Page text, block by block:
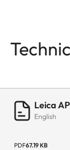
Leica
English
PDF67.19 KB